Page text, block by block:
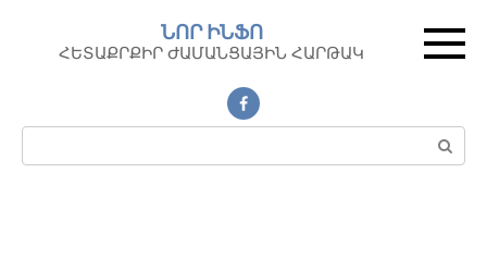
контенту
ՆՈՐ ԻՆՖՈ
ՀԵՏԱՔՐՔԻՐ ԺԱՄԱՆՑԱՅԻՆ ՀԱՐԹԱԿ
Поиск: